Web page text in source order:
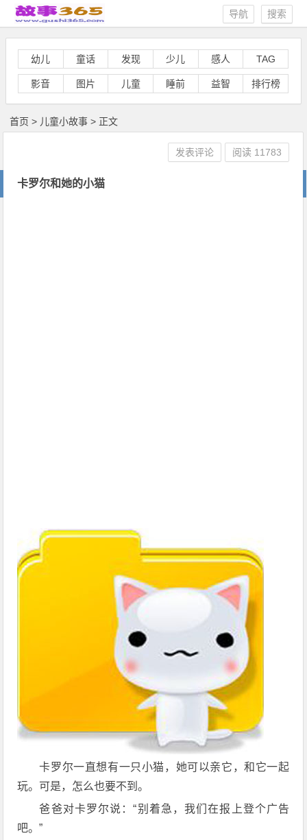
搜索
导航
幼儿 童话 发现 少儿 感人 TAG
影音 图片 儿童 睡前 益智 排行榜
首页 > 儿童小故事 > 正文
卡罗尔和她的小猫
卡罗尔一直想有一只小猫，她可以亲它，和它一起
玩。可是，怎么也要不到。
爸爸对卡罗尔说：“别着急，我们在报上登个广告
吧。”
发表评论 阅读 11783